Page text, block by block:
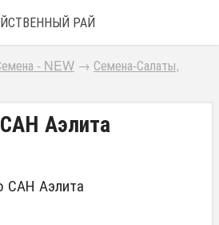
РАЙ
- NEW → Семена-Салаты,
Аэлита
САН Аэлита